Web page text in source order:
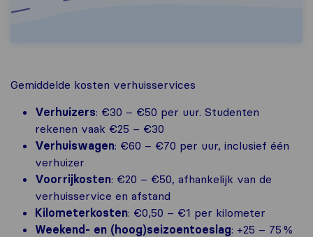
Gemiddelde kosten verhuisservices
Verhuizers: €30 – €50 per uur. Studenten
rekenen vaak €25 – €30
Verhuiswagen: €60 – €70 per uur, inclusief één
verhuizer
Voorrijkosten: €20 – €50, afhankelijk van de
verhuisservice en afstand
Kilometerkosten: €0,50 – €1 per kilometer
Weekend- en (hoog)seizoentoeslag: +25 – 75 %